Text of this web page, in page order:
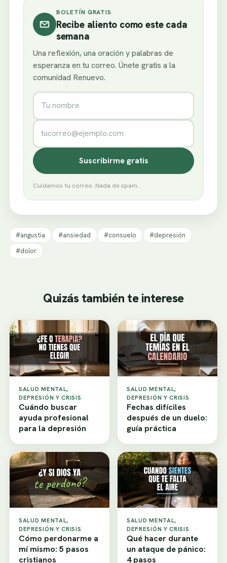
BOLETÍN GRATIS
Recibe aliento como este cada
semana
Una reflexión, una oración y palabras de
esperanza en tu correo. Únete gratis a la
comunidad Renuevo.
Nombre
Correo electrónico
Suscribirme gratis
Cuidamos tu correo. Nada de spam.
#angustia #ansiedad #consuelo
#depresión
#dolor
Quizás también te interese
SALUD MENTAL,
DEPRESIÓN Y CRISIS
Cuándo buscar
ayuda profesional
para la depresión
SALUD MENTAL,
DEPRESIÓN Y CRISIS
Fechas difíciles
después de un duelo:
guía práctica
SALUD MENTAL,
DEPRESIÓN Y CRISIS
Cómo perdonarme a
mí mismo: 5 pasos
cristianos
SALUD MENTAL,
DEPRESIÓN Y CRISIS
Qué hacer durante
un ataque de pánico:
4 pasos